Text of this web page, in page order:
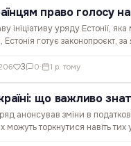
право голосу
ініціативу уряду Естонії,
Естонія готує законопроєкт,
3 0· 1 р. тому
що важливо
анонсував зміни в
можуть торкнутися навіть